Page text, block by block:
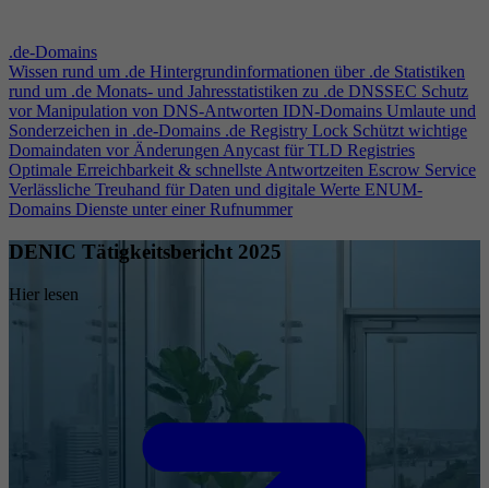
.de-Domains
Wissen rund um .de Hintergrundinformationen über .de Statistiken
rund um .de Monats- und Jahresstatistiken zu .de DNSSEC Schutz
vor Manipulation von DNS-Antworten IDN-Domains Umlaute und
Sonderzeichen in .de-Domains .de Registry Lock Schützt wichtige
Domaindaten vor ÄnderungenAnycast für TLD Registries
Optimale Erreichbarkeit & schnellste Antwortzeiten Escrow Service
Verlässliche Treuhand für Daten und digitale Werte ENUM-
Domains Dienste unter einer Rufnummer
DENIC Tätigkeitsbericht 2025
Hier lesen